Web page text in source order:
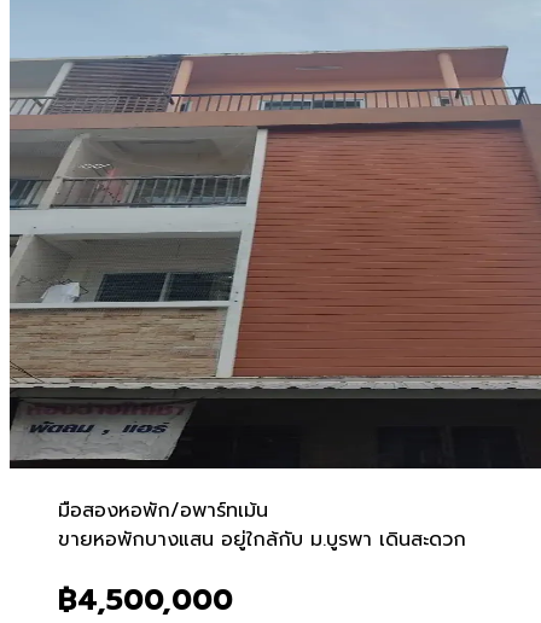
มือสองหอพัก/อพาร์ทเม้น
ขายหอพักบางแสน อยู่ใกล้กั
ขายหอพักบางแสน อยู่ใกล้กับ ม.บูรพา เดินสะดวก
฿4,500,000